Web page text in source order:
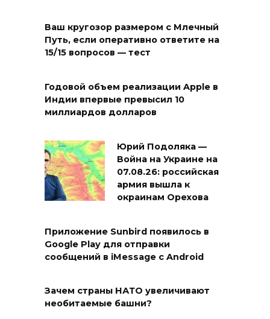
Ваш кругозор размером с Млечный
Путь, если оперативно ответите на
15/15 вопросов — тест
Годовой объем реализации Apple в
Индии впервые превысил 10
миллиардов долларов
Юрий Подоляка —
Война на Украине на
07.08.26: российская
армия вышла к
окраинам Орехова
Приложение Sunbird появилось в
Google Play для отправки
сообщений в iMessage с Android
Зачем страны НАТО увеличивают
необитаемые башни?